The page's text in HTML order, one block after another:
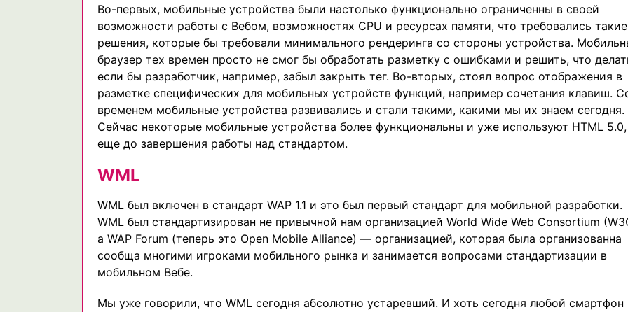
Во-первых, мобильные устройства были настолько функционально ограниченны в своей
возможности работы с Вебом, возможностях CPU и ресурсах памяти, что требовались такие
решения, которые бы требовали минимального рендеринга со стороны устройства.
браузер тех времен просто не смог бы обработать разметку с ошибками и решить, что
если бы разработчик, например, забыл закрыть тег. Во-вторых, стоял вопрос отображения в
разметке специфических для мобильных устройств функций, например сочетания клавиш.
временем мобильные устройства развивались и стали такими, какими мы их знаем сегодня.
Сейчас некоторые мобильные устройства более функциональны и уже используют HTML 5.0,
еще до завершения работы над стандартом.
WML
WML был включен в стандарт WAP 1.1 и это был первый стандарт для мобильной разработки.
WML был стандартизирован не привычной нам организацией World Wide Web Consortium
а WAP Forum (теперь это Open Mobile Alliance) — организацией, которая была организованна
сообща многими игроками мобильного рынка и занимается вопросами стандартизации в
мобильном Вебе.
Мы уже говорили, что WML сегодня абсолютно устаревший. И хоть сегодня любой смартфон